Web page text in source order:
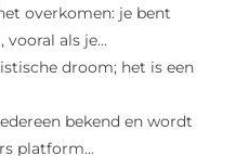
overkomen: je bent
als je...
droom; het is een
bekend en wordt
platform...